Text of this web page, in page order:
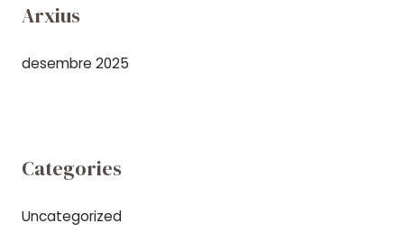
Arxius
desembre 2025
Categories
Uncategorized